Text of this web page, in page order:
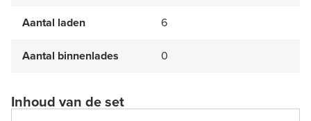
Aantal laden 6
Aantal binnenlades 0
Inhoud van de set